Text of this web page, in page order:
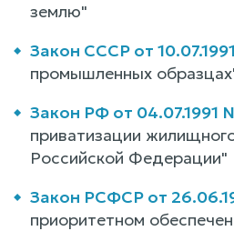
землю"
Закон СССР от
промышленных
Закон РФ от 04.07.1991 N
приватизации
Российской Федерации"
Закон РСФСР от
приоритетном